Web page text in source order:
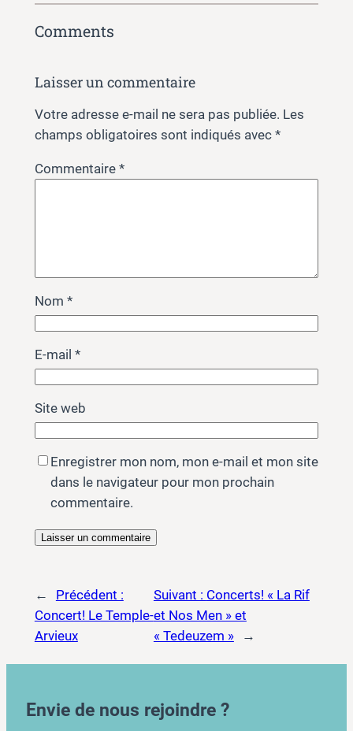
Comments
Laisser un commentaire
Votre adresse e-mail ne sera pas publiée. Les
champs obligatoires sont indiqués avec *
Commentaire *
Nom *
E-mail *
Site web
Enregistrer mon nom, mon e-mail et mon site
dans le navigateur pour mon prochain
commentaire.
←
Précédent :
Concert! Le Temple-
Arvieux
Suivant : Concerts! « La Rif
et Nos Men » et
« Tedeuzem »
→
Envie de nous rejoindre ?